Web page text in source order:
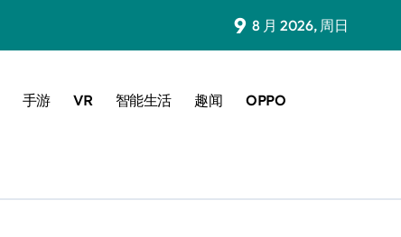
9 8 月 2026, 周日
手游 VR 智能生活 趣闻 OPPO